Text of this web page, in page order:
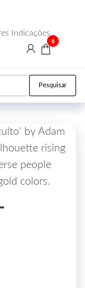
Indicações
0
Pesquisar